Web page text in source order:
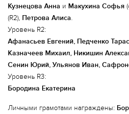
Кузнецова Анна и Макухина Софья
(R2), Петрова Алиса.
Уровень R2:
Афанасьев Евгений, Педченко Тарас
Казначеев Михаил, Никишин
Сенин Юрий, Ульянов Иван,
Уровень R3:
Бородина Екатерина
Личными грамотами награждены: